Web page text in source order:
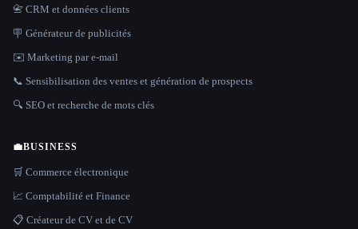
📇 CRM et données clients
🪧 Générateur de publicités
✉️ Marketing par e-mail
📞 Sensibilisation des ventes et génération de prospects
🔍 SEO et recherche de mots clés
💼BUSINESS
🛒 Commerce électronique
📈 Comptabilité et Finance
📋 Créateur de CV et de CV